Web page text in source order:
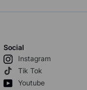
Social
Instagram
Tik Tok
Youtube